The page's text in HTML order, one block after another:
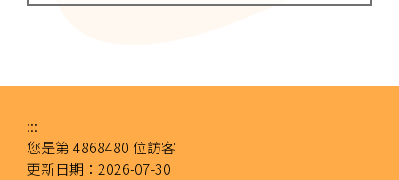
:::
您是第 4868480 位訪客
更新日期： 2026-07-30